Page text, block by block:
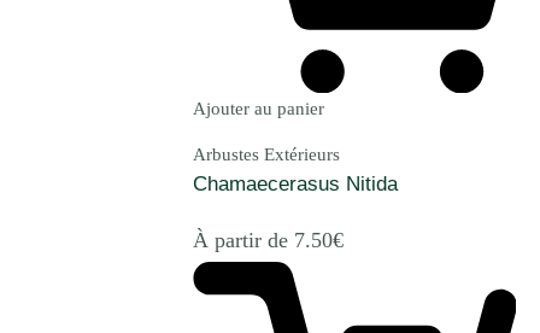
Ajouter au panier
Arbustes Extérieurs
Chamaecerasus Nitida
À partir de 7.50€